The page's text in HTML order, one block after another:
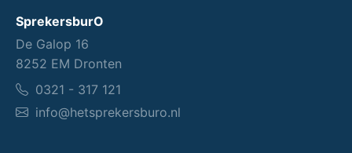
SprekersburO
De Galop 16
8252 EM Dronten
0321 - 317 121
info@hetsprekersburo.nl